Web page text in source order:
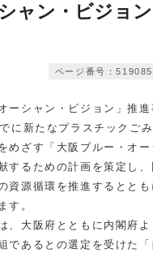
ャン・ビジョ
ページ番号：519085
ーシャン・ビジョン」推
に新たなプラスチックご
めざす「大阪ブルー・オー
するための計画を策定し、
資源循環を推進するととも
す。
、大阪府とともに内閣府
であるとの選定を受けた